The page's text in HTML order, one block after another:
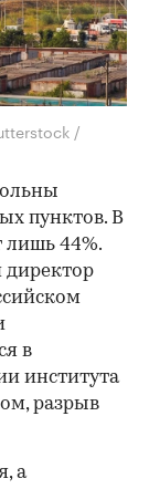
/
пунктов. В
лишь 44%.
директор
в
института
разрыв
а